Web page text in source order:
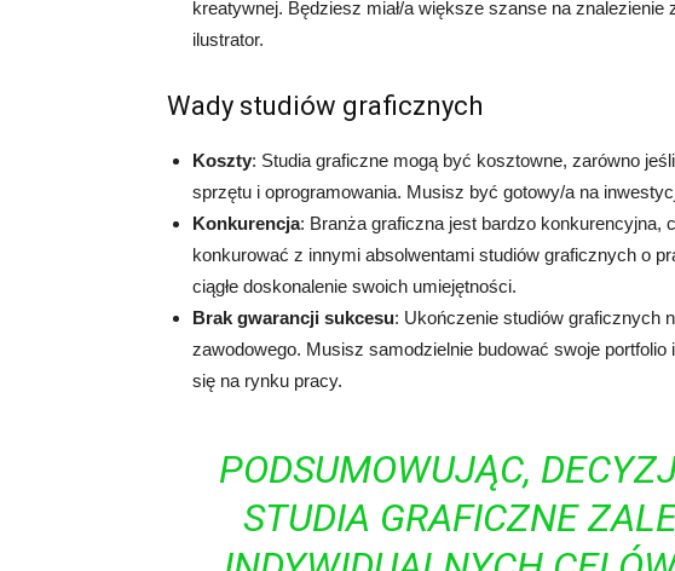
kreatywnej. Będziesz miał/a większe szanse na
ilustrator.
Wady studiów graficznych
Koszty: Studia graficzne mogą być kosztowne, zarówno
sprzętu i oprogramowania. Musisz być gotowy/a na
Konkurencja: Branża graficzna jest bardzo konkurencyjna,
konkurować z innymi absolwentami studiów graficznych o
ciągłe doskonalenie swoich umiejętności.
Brak gwarancji sukcesu: Ukończenie studiów graficznych
zawodowego. Musisz samodzielnie budować swoje
się na rynku pracy.
PODSUMOWUJĄC,
STUDIA GRAFICZNE